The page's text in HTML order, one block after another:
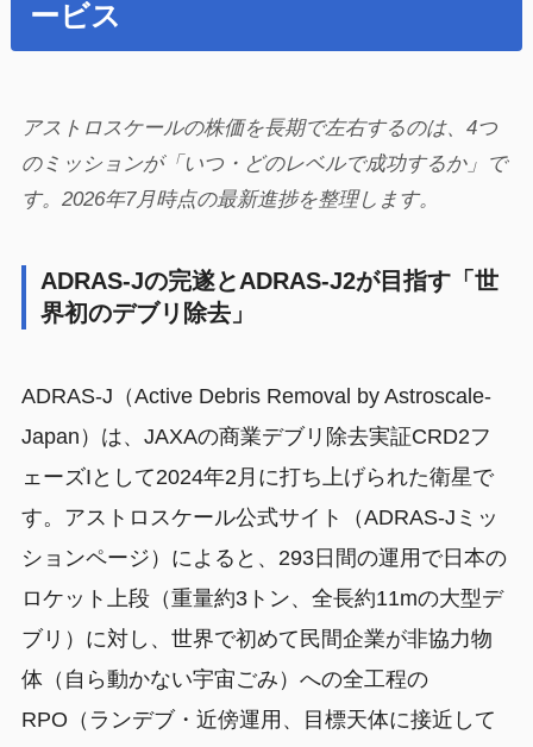
ービス
アストロスケールの株価を長期で左右するのは、4つ
のミッションが「いつ・どのレベルで成功するか」で
す。2026年7月時点の最新進捗を整理します。
ADRAS-Jの完遂とADRAS-J2が目指す「世
界初のデブリ除去」
ADRAS-J（Active Debris Removal by Astroscale-
Japan）は、JAXAの商業デブリ除去実証CRD2フ
ェーズIとして2024年2月に打ち上げられた衛星で
す。アストロスケール公式サイト（ADRAS-Jミッ
ションページ）によると、293日間の運用で日本の
ロケット上段（重量約3トン、全長約11mの大型デ
ブリ）に対し、世界で初めて民間企業が非協力物
体（自ら動かない宇宙ごみ）への全工程の
RPO（ランデブ・近傍運用、目標天体に接近して